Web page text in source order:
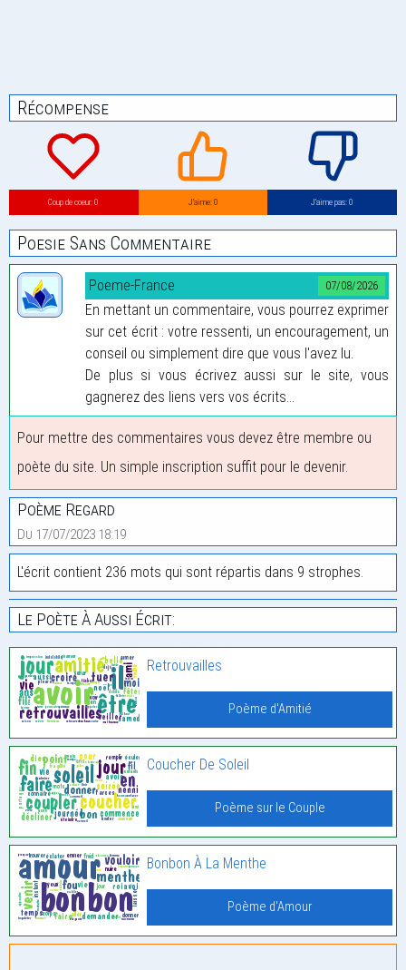
Récompense
Coup de coeur: 0 J’aime: 0 J’aime pas: 0
Poesie Sans Commentaire
07/08/2026
Poeme-France
En mettant un commentaire, vous pourrez exprimer
sur cet écrit : votre ressenti, un encouragement, un
conseil ou simplement dire que vous l'avez lu.
De plus si vous écrivez aussi sur le site, vous
gagnerez des liens vers vos écrits...
Pour mettre des commentaires vous devez être membre ou
poète du site. Un simple inscription suffit pour le devenir.
Poème Regard
Du 17/07/2023 18:19
L'écrit contient 236 mots qui sont répartis dans 9 strophes.
Le Poète À Aussi Écrit:
Retrouvailles
Poème d'Amitié
Coucher De Soleil
Poème sur le Couple
Bonbon À La Menthe
Poème d'Amour